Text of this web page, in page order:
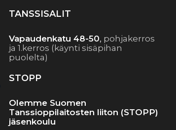
TANSSISALIT
Vapaudenkatu 48-50, pohjakerros
ja 1.kerros (käynti sisäpihan
puolelta)
STOPP
Olemme Suomen
Tanssioppilaitosten liiton (STOPP)
jäsenkoulu